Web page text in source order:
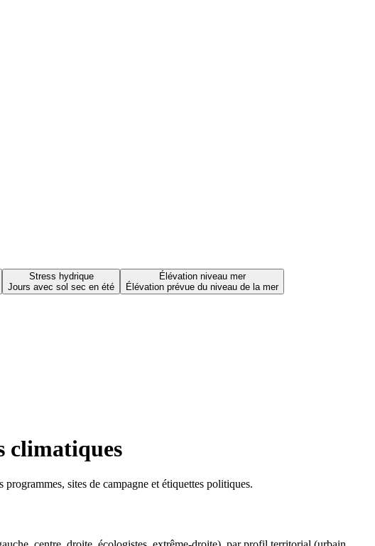
Stress hydrique
Jours avec sol sec en été
Élévation niveau mer
Élévation prévue du niveau de la mer
climatiques
sites de campagne et étiquettes politiques.